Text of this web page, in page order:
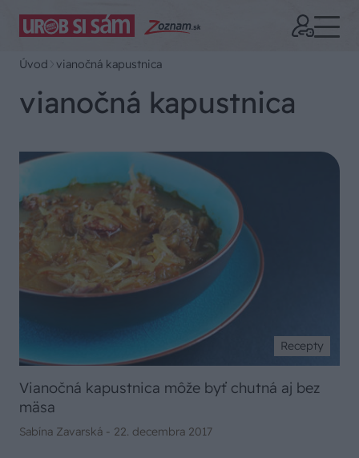
Úvod vianočná kapustnica
vianočná kapustnica
Recepty
Vianočná kapustnica môže byť chutná aj bez
mäsa
Sabína Zavarská - 22. decembra 2017